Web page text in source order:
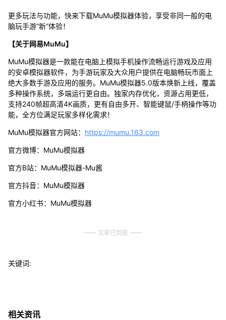
更多玩法与功能，快来下载MuMu模拟器体验，享受非同一般的电
脑玩手游“新”体验！
【关于网易MuMu】
MuMu模拟器是一款能在电脑上模拟手机操作流畅运行游戏及应用
的安卓模拟器软件，为手游玩家及大众用户提供在电脑畅玩市面上
绝大多数手游及应用的服务。MuMu模拟器5.0版本焕新上线，覆盖
多种操作系统，多端运行更自由。独家内存优化，资源占用更低，
支持240帧超高清4K画质，更有自由多开、智能键鼠/手柄操作等功
能，全方位满足玩家多样化需求！
MuMu模拟器官方网站： https://mumu.163.com
官方微博：MuMu模拟器
官方B站：MuMu模拟器-Mu酱
官方抖音：MuMu模拟器
官方小红书：MuMu模拟器
文章已到底
关键词:
相关资讯